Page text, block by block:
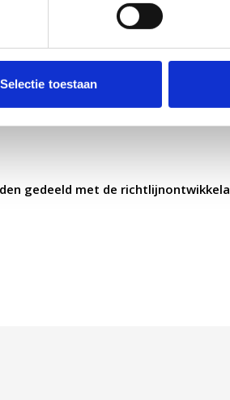
Selectie toestaanvan het team richtlijnen
gedeeld met de